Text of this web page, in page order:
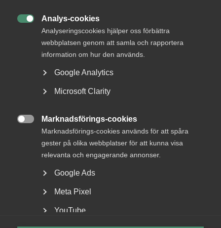
Analys-cookies
Analyseringscookies hjälper oss förbättra
webbplatsen genom att samla och rapportera
information om hur den används.
Google Analytics
Microsoft Clarity
Marknadsförings-cookies
Marknadsförings-cookies används för att spåra
gester på olika webbplatser för att kunna visa
relevanta och engagerande annonser.
Google Ads
Meta Pixel
YouTube
kontakt
Rådgivning och hjälp
Kontakta Almega
hjälper dig att göra rätt
Logga in